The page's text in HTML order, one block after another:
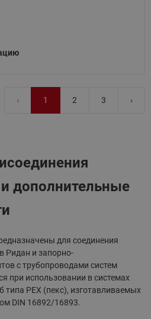
‹ 1 2 3 ›
дополнительные
для соединения
Ридан и запорно-
с трубопроводами систем
при использовании в системах
типа РЕХ (пекс), изготавливаемых
DIN 16892/16893.